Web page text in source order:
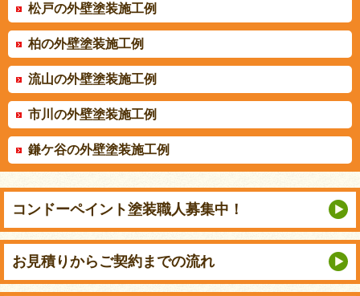
松戸の外壁塗装施工例
柏の外壁塗装施工例
流山の外壁塗装施工例
市川の外壁塗装施工例
鎌ケ谷の外壁塗装施工例
コンドーペイント塗装職人募集中！
お見積りから ご契約までの流れ